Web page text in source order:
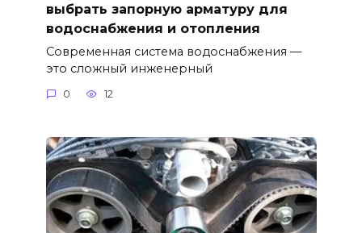
выбрать запорную арматуру для
водоснабжения и отопления
Современная система водоснабжения —
это сложный инженерный
0 12